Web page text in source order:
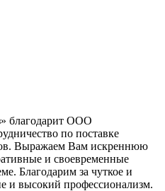
благодарит ООО
по поставке
Выражаем Вам искреннюю
и своевременные
Благодарим за чуткое и
и высокий профессионализм.